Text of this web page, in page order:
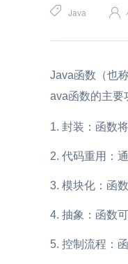
Java
Java函数（也
ava函数的主要
封装：函数
代码重用：
模块化：函
抽象：函数
控制流程：